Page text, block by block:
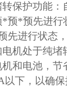
转保护功能
*预*预先进行
先进行状态
电机处于纯堵
机和电池，节
以下，以确